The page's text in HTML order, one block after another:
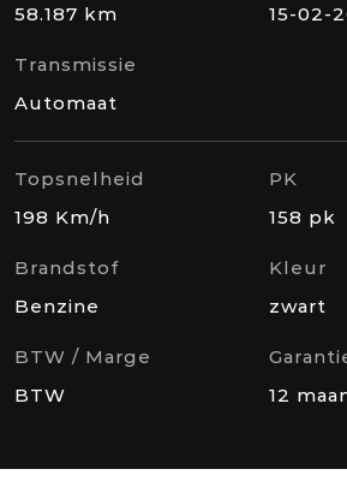
58.187 km
15-02-
Transmissie
Automaat
Topsnelheid
198 Km/h
PK
158 pk
Brandstof
Benzine
Kleur
zwart
BTW / Marge
BTW
12